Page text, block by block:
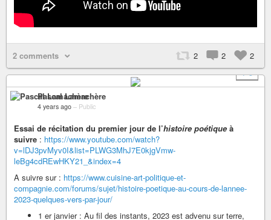
2 comments 2 2
2
+ 5
Pascal Lamachère
4 years ago – Public
Essai de récitation du premier jour de l’histoire poétique à
suivre : https://www.youtube.com/watch?
v=lDJ3pvMyv0I&list=PLWG3MhJ7E0kjgVmw-
leBg4cdREwHKY21_&index=4
A suivre sur : https://www.cuisine-art-politique-et-
compagnie.com/forums/sujet/histoire-poetique-au-cours-de-lannee-
2023-quelques-vers-par-jour/
1 er janvier : Au fil des instants, 2023 est advenu sur terre,